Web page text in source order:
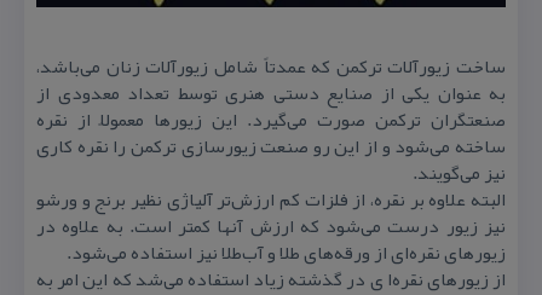
ساخت زیورآلات تركمن كه عمدتاً شامل زیورآلات زنان می‌باشد،
به عنوان یكی از صنایع دستی هنری توسط تعداد معدودی از
صنعتگران تركمن صورت می‌گیرد. این زیورها معمولاً از نقره
ساخته می‌شود و از این رو صنعت زیورسازی تركمن را نقره‌ كاری
نیز می‌گویند.
البته علاوه بر نقره، از فلزات كم ارزش‌تر آلیاژی نظیر برنج و ورشو
نیز زیور درست می‌شود كه ارزش آنها كمتر است. به علاوه در
زیورهای نقره‌ای از ورقه‌های طلا و آب‌طلا نیز استفاده می‌شود.
از زیورهای نقره‌ا ی در گذشته زیاد استفاده می‌شد كه این امر به